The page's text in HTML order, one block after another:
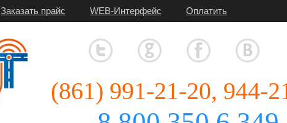
Заказать прайс WEB-Интерфейс Оплатить
(861) 991-21-20, 944-